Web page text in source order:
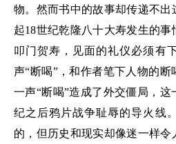
物。然而书中的故事却传递不出
起18世纪乾隆八十大寿发生的
叩门贺寿，见面的礼仪必须有
声“断喝”，和作者笔下人物的
一声“断喝”造成了外交僵局，
纪之后鸦片战争耻辱的导火线
的，但历史和现实却像迷一样